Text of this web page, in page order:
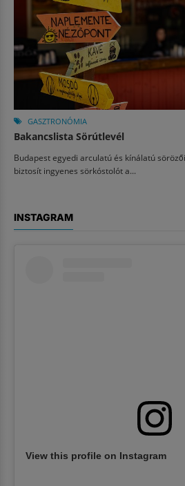
GASZTRONÓMIA
Bakancslista Sörútlevél
Budapest egyedi arculatú és kínálatú
biztosít ingyenes sörkóstolót a...
INSTAGRAM
View this profile on Instagram